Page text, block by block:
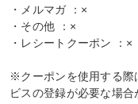
・メルマガ ：×
・その他 ：×
・レシートクーポン ：×
※クーポンを使用する際
ビスの登録が必要な場合